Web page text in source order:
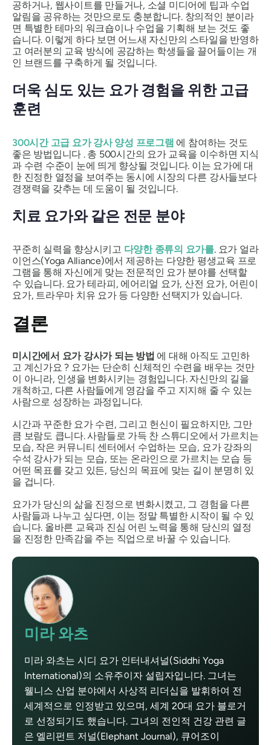
공하거나, 웹사이트를 만들거나, 소셜 미디어에 팁과 수업
알림을 공유하는 것만으로도 충분합니다. 창의적인 분이라
면 특별한 테마의 워크숍이나 수업을 기획해 보는 것도 좋
습니다. 이렇게 하다 보면 어느새 자신만의 스타일을 반영하
고 여러분의 교육 방식에 공감하는 학생들을 끌어들이는 개
인 브랜드를 구축하게 될 것입니다.
더욱 심도 있는 요가 경험을 위한 고급
훈련
300시간 고급 요가 강사 양성 프로그램 에 참여하는 것도
좋은 방법입니다 . 총 500시간의 요가 교육을 이수하면 지식
과 수련 수준이 눈에 띄게 향상될 것입니다. 이는 요가에 대
한 진정한 열정을 보여주는 동시에 시장의 다른 강사들보다
경쟁력을 갖추는 데 도움이 될 것입니다.
치료 요가와 같은 전문 분야
꾸준히 실력을 향상시키고 다양한 종류의 요가를. 요가 얼라
이언스(Yoga Alliance)에서 제공하는 다양한 평생교육 프로
그램을 통해 자신에게 맞는 전문적인 요가 분야를 선택할
수 있습니다. 요가 테라피, 에어리얼 요가, 산전 요가, 어린이
요가, 트라우마 치유 요가 등 다양한 선택지가 있습니다.
결론
미시간에서 요가 강사가 되는 방법 에 대해 아직도 고민하
고 계신가요 ? 요가는 단순히 신체적인 수련을 배우는 것만
이 아니라, 인생을 변화시키는 경험입니다. 자신만의 길을
개척하고, 다른 사람들에게 영감을 주고 지지해 줄 수 있는
사람으로 성장하는 과정입니다.
시간과 꾸준한 요가 수련, 그리고 헌신이 필요하지만, 그만
큼 보람도 큽니다. 사람들로 가득 찬 스튜디오에서 가르치는
모습, 작은 커뮤니티 센터에서 수업하는 모습, 요가 강좌의
수석 강사가 되는 모습, 또는 온라인으로 가르치는 모습 등
어떤 목표를 갖고 있든, 당신의 목표에 맞는 길이 분명히 있
을 겁니다.
요가가 당신의 삶을 진정으로 변화시켰고, 그 경험을 다른
사람들과 나누고 싶다면, 이는 정말 특별한 시작이 될 수 있
습니다. 올바른 교육과 진심 어린 노력을 통해 당신의 열정
을 진정한 만족감을 주는 직업으로 바꿀 수 있습니다.
미라 와츠
미라 와츠는 시디 요가 인터내셔널(Siddhi Yoga
International)의 소유주이자 설립자입니다. 그녀는
웰니스 산업 분야에서 사상적 리더십을 발휘하여 전
세계적으로 인정받고 있으며, 세계 20대 요가 블로거
로 선정되기도 했습니다. 그녀의 전인적 건강 관련 글
은 엘리펀트 저널(Elephant Journal), 큐어조이